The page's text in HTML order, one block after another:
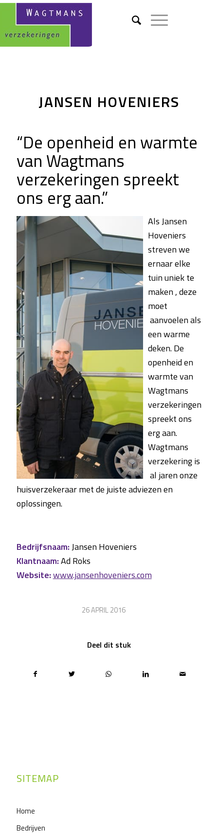
JANSEN HOVENIERS
“De openheid en warmte
van Wagtmans
verzekeringen spreekt
ons erg aan.”
Als Jansen
Hoveniers
streven we
ernaar elke
tuin uniek te
maken , deze
moet
aanvoelen als
een warme
deken. De
openheid en
warmte van
Wagtmans
verzekeringen
spreekt ons
erg aan.
Wagtmans
verzekering is
al jaren onze
huisverzekeraar met de juiste adviezen en
oplossingen.
Bedrijfsnaam:Jansen Hoveniers
Klantnaam:Ad Roks
Website:www.jansenhoveniers.com
26 APRIL 2016
/
Deel dit stuk
SITEMAP
Home
Bedrijven